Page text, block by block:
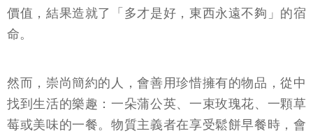
價值，結果造就了「多才是好，東西永遠不夠」的宿
命。
然而，崇尚簡約的人，會善用珍惜擁有的物品，從中
找到生活的樂趣：一朵蒲公英、一束玫瑰花、一顆草
莓或美味的一餐。物質主義者在享受鬆餅早餐時，會